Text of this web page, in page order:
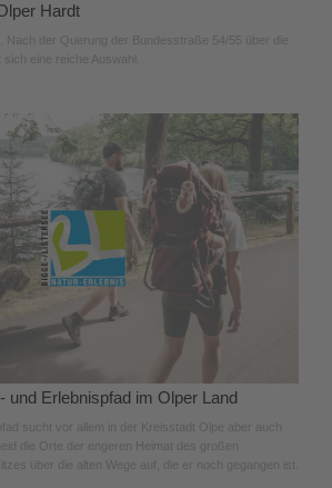
Hardt
Nach der Querung der Bundesstraße 54/55 über die
eine reiche Auswahl.
und Erlebnispfad im Olper Land
sucht vor allem in der Kreisstadt Olpe aber auch
die Orte der engeren Heimat des großen
über die alten Wege auf, die er noch gegangen ist.